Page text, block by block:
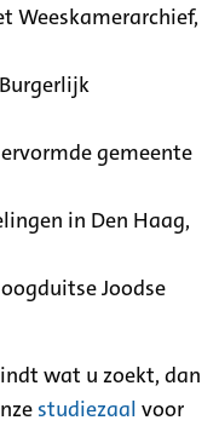
Weeskamerarchief,
gemeente
in Den Haag,
Joodse
wat u zoekt, dan
studiezaal voor